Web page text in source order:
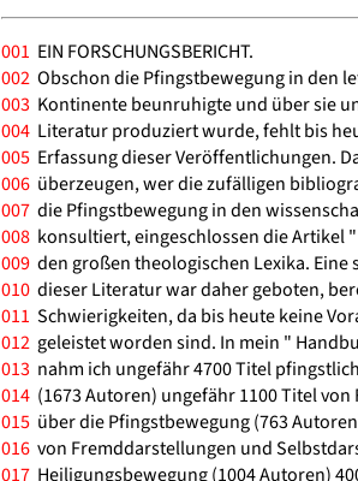
001 EIN FORSCHUNGSBERICHT.
002 Obschon die Pfingstbewegung in den
003 Kontinente beunruhigte und über sie
004 Literatur produziert wurde, fehlt bis
005 Erfassung dieser Veröffentlichungen.
006 überzeugen, wer die zufälligen
007 die Pfingstbewegung in den
008 konsultiert, eingeschlossen die Artikel
009 den großen theologischen Lexika. Eine
010 dieser Literatur war daher geboten,
011 Schwierigkeiten, da bis heute keine
012 geleistet worden sind. In mein "
013 nahm ich ungefähr 4700 Titel
014 (1673 Autoren) ungefähr 1100 Titel
015 über die Pfingstbewegung (763
016 von Fremddarstellungen und
017 Heiligungsbewegung (1004 Autoren)